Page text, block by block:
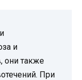
и
они также
При